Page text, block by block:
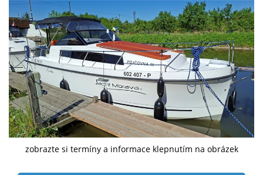
zobrazte si termíny a informace klepnutím na obrázek